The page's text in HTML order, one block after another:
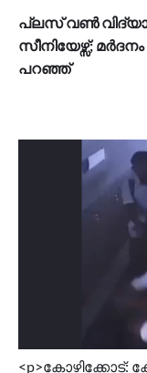
പ്ലസ് വണ്‍
സീനിയേഴ്സ്;
പറഞ്ഞ്